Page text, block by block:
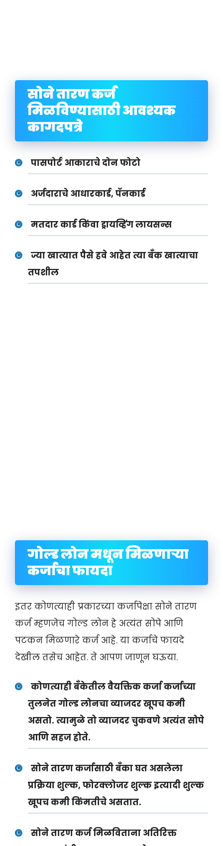
सोने तारण कर्ज
मिळविण्यासाठी आवश्यक
कागदपत्रे
पासपोर्ट आकाराचे दोन फोटो
अर्जदाराचे आधारकार्ड, पॅनकार्ड
मतदार कार्ड किंवा ड्रायव्हिंग लायसन्स
ज्या खात्यात पैसे हवे आहेत त्या बँक खात्याचा
तपशील
गोल्ड लोन मधून मिळणाऱ्या
कर्जाचा फायदा
इतर कोणत्याही प्रकारच्या कर्जापेक्षा सोने तारण
कर्ज म्हणजेच गोल्ड लोन हे अत्यंत सोपे आणि
पटकन मिळणारे कर्ज आहे. या कर्जाचे फायदे
देखील तसेच आहेत. ते आपण जाणून घऊया.
कोणत्याही बँकेतील वैयक्तिक कर्जा कर्जाच्या
तुलनेत गोल्ड लोनचा व्याजदर खूपच कमी
असतो. त्यामुळे तो व्याजदर चुकवणे अत्यंत सोपे
आणि सहज होते.
सोने तारण कर्जासाठी बँका घत असलेला
प्रक्रिया शुल्क, फोरक्लोजर शुल्क इत्यादी शुल्क
खूपच कमी किंमतीचे असतात.
सोने तारण कर्ज मिळविताना अतिरिक्त